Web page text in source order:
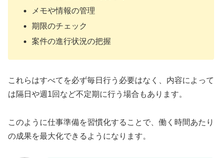
メモや情報の管理
期限のチェック
案件の進行状況の把握
これらはすべてを必ず毎日行う必要はなく、内容によって
は隔日や週1回など不定期に行う場合もあります。
このように仕事準備を習慣化することで、働く時間あたり
の成果を最大化できるようになります。